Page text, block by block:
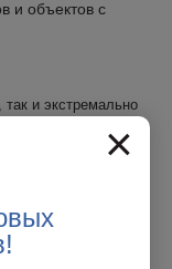
и объектов с
так и экстремально
использовать
до
потоки или
кадров. Это
×